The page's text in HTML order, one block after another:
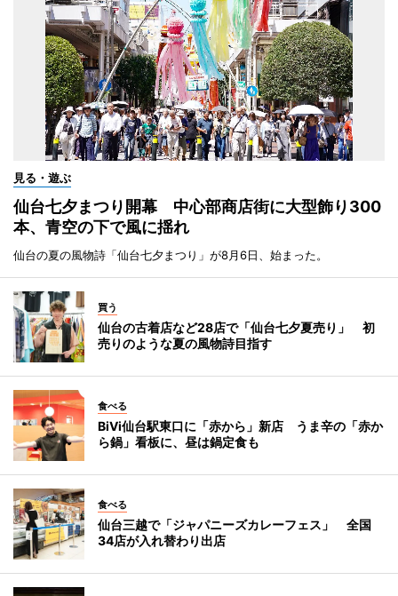
見る・遊ぶ
仙台七夕まつり開幕 中心部商店街に大型飾り300
本、青空の下で風に揺れ
仙台の夏の風物詩「仙台七夕まつり」が8月6日、始まった。
買う
仙台の古着店など28店で「仙台七夕夏売り」 初
売りのような夏の風物詩目指す
食べる
BiVi仙台駅東口に「赤から」新店 うま辛の「赤か
ら鍋」看板に、昼は鍋定食も
食べる
仙台三越で「ジャパニーズカレーフェス」 全国
34店が入れ替わり出店